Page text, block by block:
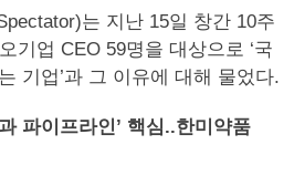
는 지난 15일 창간 10주
기업 CEO 59명을 대상으로 ‘국
기업’과 그 이유에 대해 물었다.
파이프라인’ 핵심..한미약품